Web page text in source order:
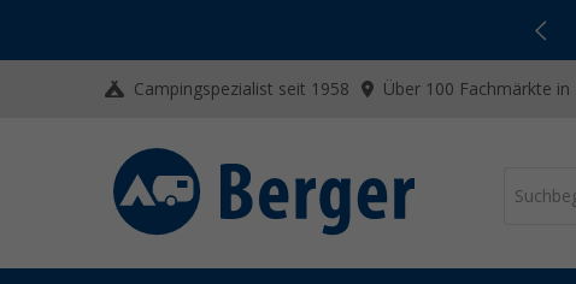
Campingspezialist seit 1958 Über 100 Fachmärkte in